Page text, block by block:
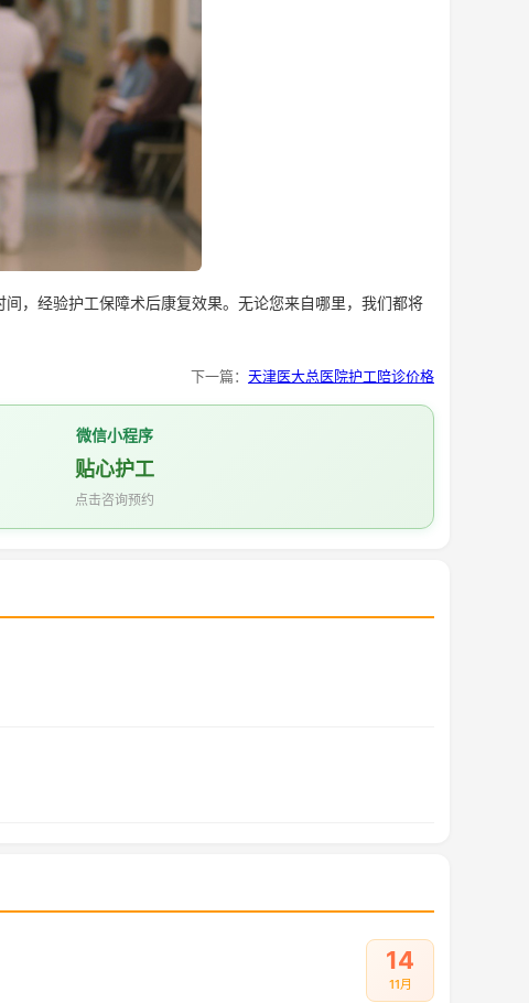
，经验护工保障术后康复效果。无论您来自哪里，我们都将
下一篇： 天津医大总医院护工陪诊价格
微信小程序
贴心护工
点击咨询预约
14
11月